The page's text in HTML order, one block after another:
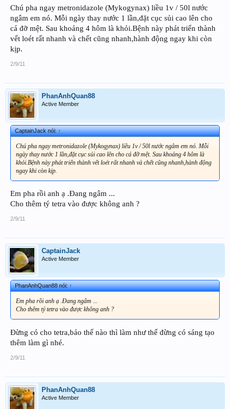
Chú pha ngay metronidazole (Mykogynax) liều 1v / 50l nước
ngâm em nó. Mỗi ngày thay nước 1 lần,đặt cục sủi cao lên cho
cá đỡ mệt. Sau khoảng 4 hôm là khỏi.Bệnh này phát triển thành
vết loét rất nhanh và chết cũng nhanh,hành động ngay khi còn
kịp.
2/9/11
PhanAnhQuan88
Active Member
CaptainJack nói:↑
Chú pha ngay metronidazole (Mykogynax) liều 1v / 50l nước ngâm em nó. Mỗi
ngày thay nước 1 lần,đặt cục sủi cao lên cho cá đỡ mệt. Sau khoảng 4 hôm là
khỏi.Bệnh này phát triển thành vết loét rất nhanh và chết cũng nhanh,hành động
ngay khi còn kịp.
Em pha rồi anh ạ .Đang ngâm ...
Cho thêm tý tetra vào được không anh ?
2/9/11
CaptainJack
Active Member
PhanAnhQuan88 nói:↑
Em pha rồi anh ạ .Đang ngâm ...
Cho thêm tý tetra vào được không anh ?
Đừng có cho tetra,bảo thế nào thì làm như thế đừng có sáng tạo
thêm làm gì nhé.
2/9/11
PhanAnhQuan88
Active Member